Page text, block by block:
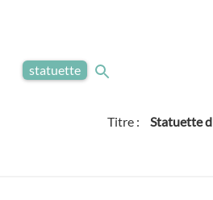
statuette
Titre : Statuette